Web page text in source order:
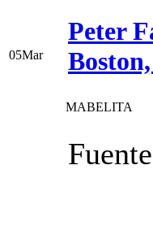
05Mar
Peter
MABELITA